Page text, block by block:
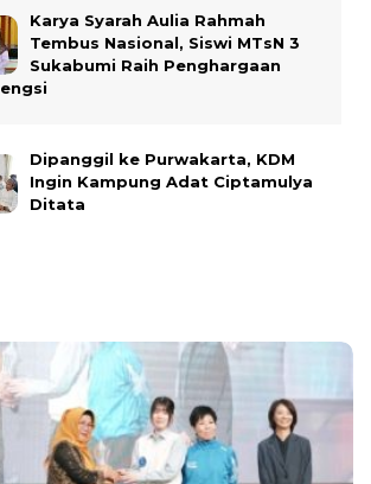
Karya Syarah Aulia Rahmah
Tembus Nasional, Siswi MTsN 3
Sukabumi Raih Penghargaan
Dipanggil ke Purwakarta, KDM
Ingin Kampung Adat Ciptamulya
Ditata